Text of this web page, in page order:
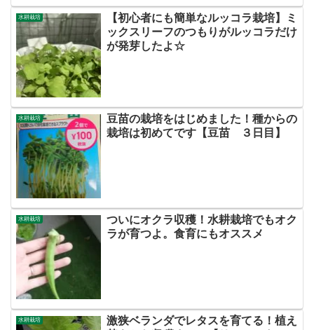
水耕栽培
【初心者にも簡単なルッコラ栽培】ミ
ックスリーフのつもりがルッコラだけ
が発芽したよ☆
水耕栽培
豆苗の栽培をはじめました！種からの
栽培は初めてです【豆苗 ３日目】
水耕栽培
ついにオクラ収穫！水耕栽培でもオク
ラが育つよ。食育にもオススメ
水耕栽培
激狭ベランダでレタスを育てる！植え